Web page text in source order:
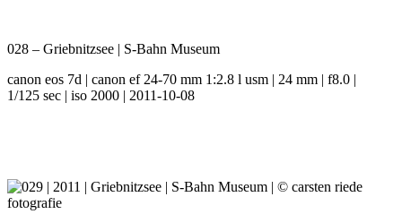
028 – Griebnitzsee | S-Bahn Museum
canon eos 7d | canon ef 24-70 mm 1:2.8 l usm | 24 mm | f8.0 |
1/125 sec | iso 2000 | 2011-10-08